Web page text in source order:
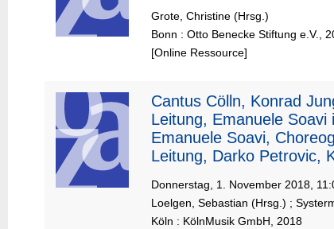
Grote, Christine (Hrsg.)
Bonn : Otto Benecke Stiftung e.V.,
[Online Ressource]
Cantus Cölln, Konrad
Leitung, Emanuele Soavi
Emanuele Soavi,
Leitung, Darko Petrovic,
Hinrichs, Dramaturgie
Donnerstag, 1. November 2018,
Loelgen, Sebastian (Hrsg.) ;
Köln : KölnMusik GmbH, 2018